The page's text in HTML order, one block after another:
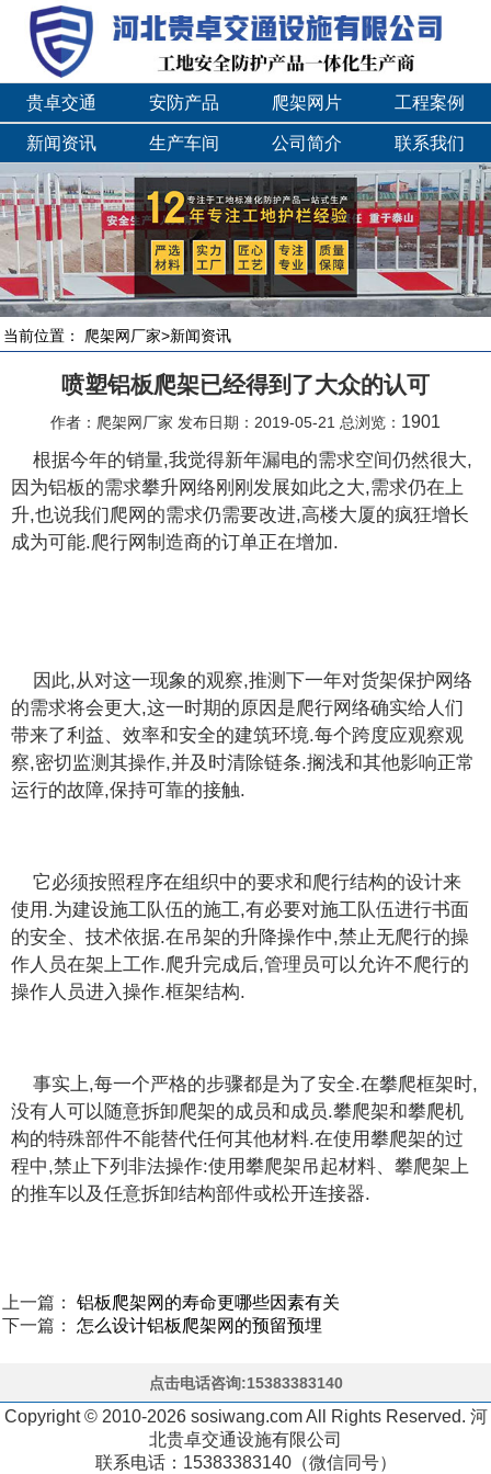
贵卓交通 安防产品 爬架网片 工程案例
新闻资讯 生产车间 公司简介 联系我们
当前位置： 爬架网厂家>新闻资讯
喷塑铝板爬架已经得到了大众的认可
作者：爬架网厂家 发布日期：2019-05-21 总浏览： 1901
根据今年的销量,我觉得新年漏电的需求空间仍然很大,
因为铝板的需求攀升网络刚刚发展如此之大,需求仍在上
升,也说我们爬网的需求仍需要改进,高楼大厦的疯狂增长
成为可能.爬行网制造商的订单正在增加.
因此,从对这一现象的观察,推测下一年对货架保护网络
的需求将会更大,这一时期的原因是爬行网络确实给人们
带来了利益、效率和安全的建筑环境.每个跨度应观察观
察,密切监测其操作,并及时清除链条.搁浅和其他影响正常
运行的故障,保持可靠的接触.
它必须按照程序在组织中的要求和爬行结构的设计来
使用.为建设施工队伍的施工,有必要对施工队伍进行书面
的安全、技术依据.在吊架的升降操作中,禁止无爬行的操
作人员在架上工作.爬升完成后,管理员可以允许不爬行的
操作人员进入操作.框架结构.
事实上,每一个严格的步骤都是为了安全.在攀爬框架时,
没有人可以随意拆卸爬架的成员和成员.攀爬架和攀爬机
构的特殊部件不能替代任何其他材料.在使用攀爬架的过
程中,禁止下列非法操作:使用攀爬架吊起材料、攀爬架上
的推车以及任意拆卸结构部件或松开连接器.
上一篇：铝板爬架网的寿命更哪些因素有关
下一篇：怎么设计铝板爬架网的预留预埋
点击电话咨询:15383383140
Copyright © 2010-2026 sosiwang.com All Rights Reserved. 河
北贵卓交通设施有限公司
联系电话：15383383140（微信同号）